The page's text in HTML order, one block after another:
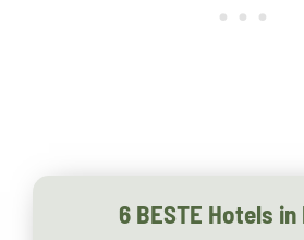
6 BESTE Hotels in